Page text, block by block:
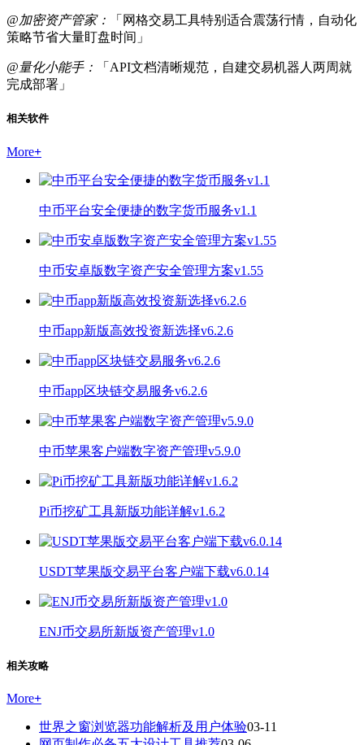
@加密资产管家：
「网格交易工具特别适合震荡行情，自动化
策略节省大量盯盘时间」
@量化小能手：
「API文档清晰规范，自建交易机器人两周就
完成部署」
相关软件
More+
中币平台安全便捷的数字货币服务v1.1
中币安卓版数字资产安全管理方案v1.55
中币app新版高效投资新选择v6.2.6
中币app区块链交易服务v6.2.6
中币苹果客户端数字资产管理v5.9.0
Pi币挖矿工具新版功能详解v1.6.2
USDT苹果版交易平台客户端下载v6.0.14
ENJ币交易所新版资产管理v1.0
相关攻略
More+
世界之窗浏览器功能解析及用户体验03-11